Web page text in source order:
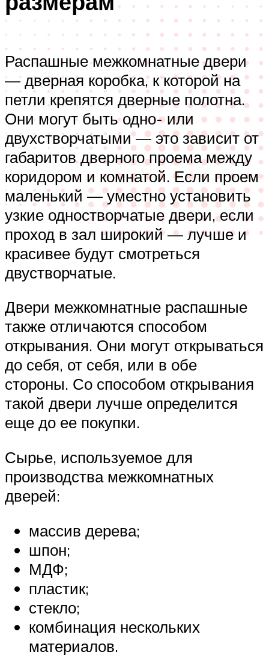
Распашные межкомнатные двери
— дверная коробка, к которой на
петли крепятся дверные полотна.
Они могут быть одно- или
двухстворчатыми — это зависит от
габаритов дверного проема между
коридором и комнатой. Если проем
маленький — уместно установить
узкие одностворчатые двери, если
проход в зал широкий — лучше и
красивее будут смотреться
двустворчатые.
Двери межкомнатные распашные
также отличаются способом
открывания. Они могут открываться
до себя, от себя, или в обе
стороны. Со способом открывания
такой двери лучше определится
еще до ее покупки.
Сырье, используемое для
производства межкомнатных
дверей:
массив дерева;
шпон;
МДФ;
пластик;
стекло;
комбинация нескольких
материалов.